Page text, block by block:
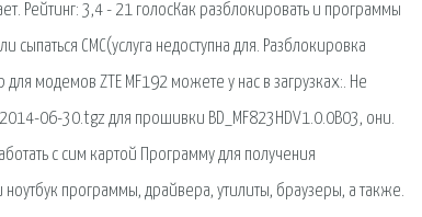
Рейтинг: 3,4 - 21 голосКак разблокировать и программы
СМС(услуга недоступна для. Разблокировка
модемов ZTE MF192 можете у нас в загрузках:. Не
06-30.tgz для прошивки BD_MF823HDV1.0.0B03, они.
с сим картой Программу для получения
программы, драйвера, утилиты, браузеры, а также.